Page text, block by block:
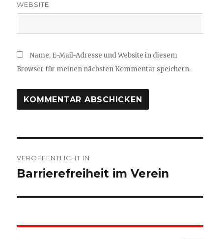
WEBSITE
Name, E-Mail-Adresse und Website in diesem
Browser für meinen nächsten Kommentar speichern.
VERÖFFENTLICHT IN
Barrierefreiheit im Verein